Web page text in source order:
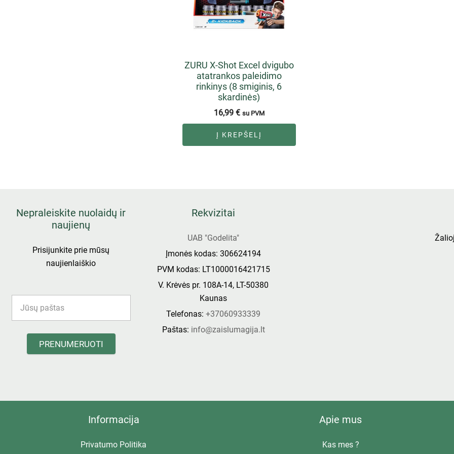
ZURU X-Shot Excel dvigubo
atatrankos paleidimo
rinkinys (8 smiginis, 6
skardinės)
16,99 € su PVM
Į KREPŠELĮ
Nepraleiskite nuolaidų ir
naujienų
Prisijunkite prie mūsų
naujienlaiškio
PRENUMERUOTI
Rekvizitai
UAB "Godelita"
Įmonės kodas: 306624194
PVM kodas: LT1000016421715
V. Krėvės pr. 108A-14, LT-50380
Kaunas
Telefonas:+37060933339
Paštas: info@zaislumagija.lt
Informacija
Privatumo Politika
Apie mus
Kas mes ?